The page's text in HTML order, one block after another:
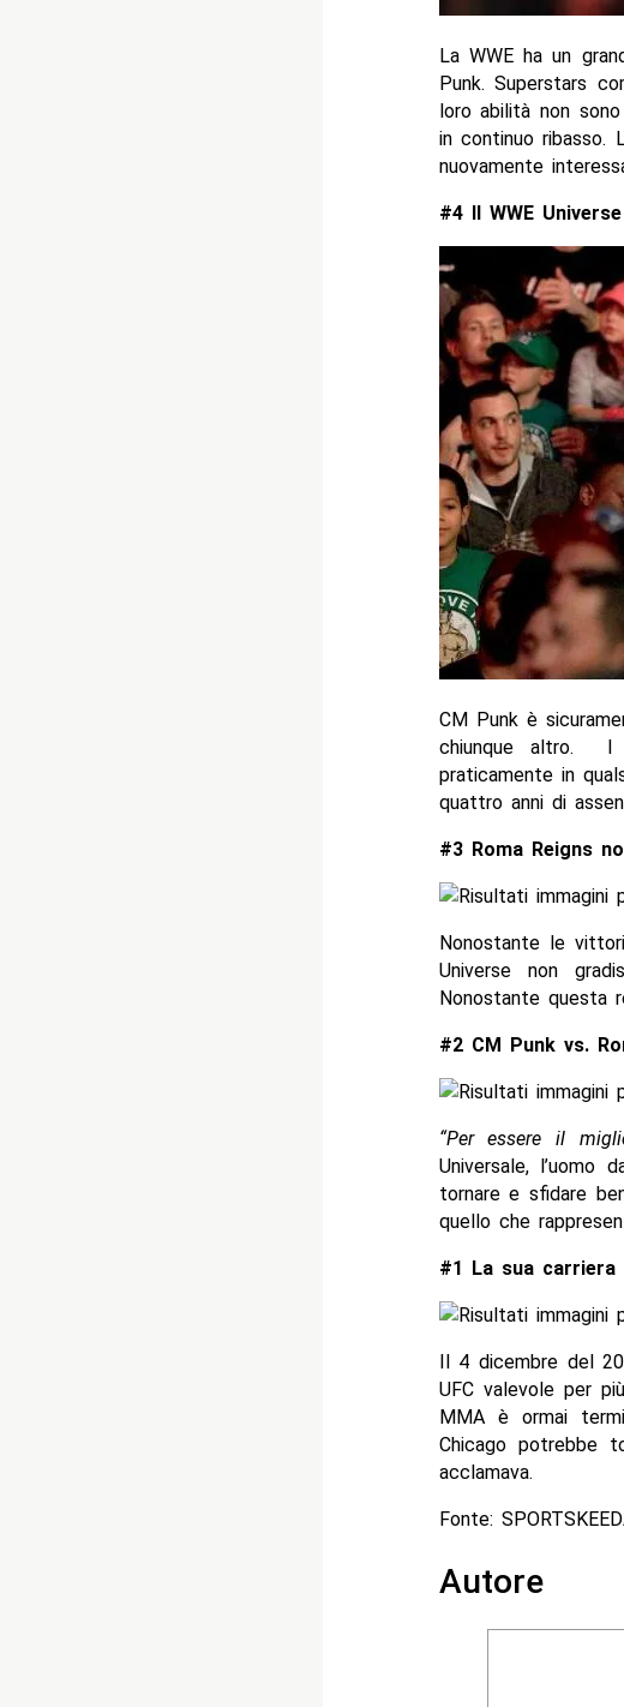
La WWE ha un
Punk. Superstars
loro abilità non
in continuo ribasso.
nuovamente
#4 Il WWE
CM Punk è
chiunque altro. I
praticamente in
quattro anni di
#3 Roma Reigns
Nonostante le
Universe non
Nonostante questa
#2 CM Punk vs.
“Per essere il
Universale,
tornare e sfidare
quello che
#1 La sua carriera
Il 4 dicembre del
UFC valevole per
MMA è ormai
Chicago potrebbe
acclamava.
Fonte:
Autore